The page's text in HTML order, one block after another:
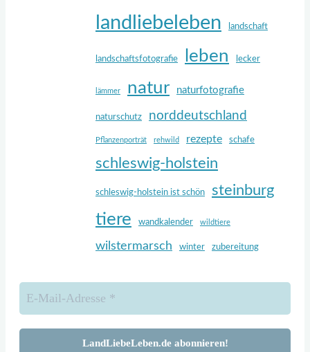
landliebeleben
landschaft
landschaftsfotografie leben lecker
lämmer natur naturfotografie
naturschutz norddeutschland
Pflanzenporträt rehwild rezepte schafe
schleswig-holstein
schleswig-holstein ist schön steinburg
tiere wandkalender wildtiere
wilstermarsch winter zubereitung